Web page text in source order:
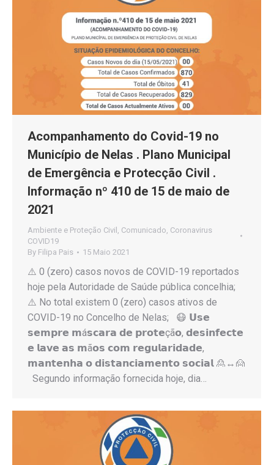
Acompanhamento do Covid-19 no
Município de Nelas . Plano Municipal
de Emergência e Protecção Civil .
Informação nº 410 de 15 de maio de
2021
Ambiente e Proteção Civil Comunicado Coronavirus
COVID19
By Filipa Pais 15 Maio 2021
⚠️ 0 (zero) casos novos de COVID-19 reportados
hoje pela Autoridade de Saúde pública concelhia;
⚠️ No total existem 0 (zero) casos ativos de
COVID-19 no Concelho de Nelas; 😷 𝗨𝘀𝗲
𝘀𝗲𝗺𝗽𝗿𝗲 𝗺á𝘀𝗰𝗮𝗿𝗮 𝗱𝗲 𝗽𝗿𝗼𝘁𝗲çã𝗼, 𝗱𝗲𝘀𝗶𝗻𝗳𝗲𝗰𝘁𝗲
𝗲 𝗹𝗮𝘃𝗲 𝗮𝘀 𝗺ã𝗼𝘀 𝗰𝗼𝗺 𝗿𝗲𝗴𝘂𝗹𝗮𝗿𝗶𝗱𝗮𝗱𝗲,
𝗺𝗮𝗻𝘁𝗲𝗻𝗵𝗮 𝗼 𝗱𝗶𝘀𝘁𝗮𝗻𝗰𝗶𝗮𝗺𝗲𝗻𝘁𝗼 𝘀𝗼𝗰𝗶𝗮𝗹 🙎↔️🙍
Segundo informação fornecida hoje, dia…